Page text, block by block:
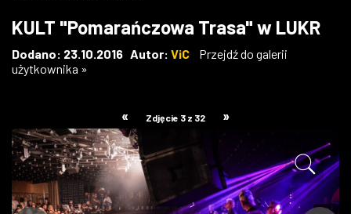
W KINACH
ZDJĘCIA
W RZESZOWIE
KULT "Pomarańczowa Trasa" w LUKR
Dodano: 23.10.2016 Autor: ViC
Przejdź do galerii
użytkownika »
« Zdjęcie 3 z 32 »